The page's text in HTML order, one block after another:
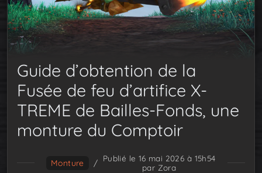
Guide d’obtention de la
Fusée de feu d’artifice X-
TREME de Bailles-Fonds, une
monture du Comptoir
Monture / Publié le 16 mai 2026 à 15h54
par Zora